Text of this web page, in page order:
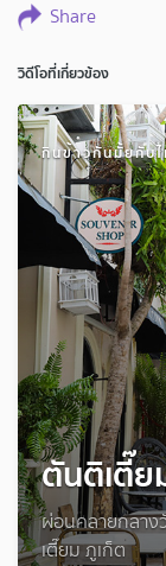
Share
วิดีโอที่เกี่ยวข้อง
กินข้าวกันมั้ยกับ
ตันติเตี๊ย
ผ่อนคลายกลาง
เตี๊ยม ภูเก็ต